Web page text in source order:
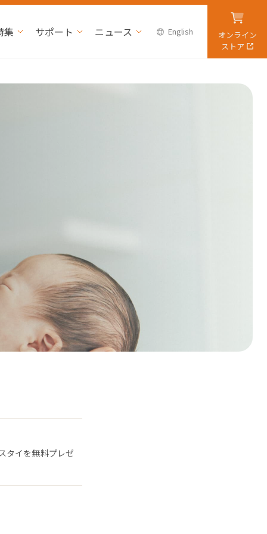
集 サポート ニュース English
オンライン
ストア
タイを無料プレゼ